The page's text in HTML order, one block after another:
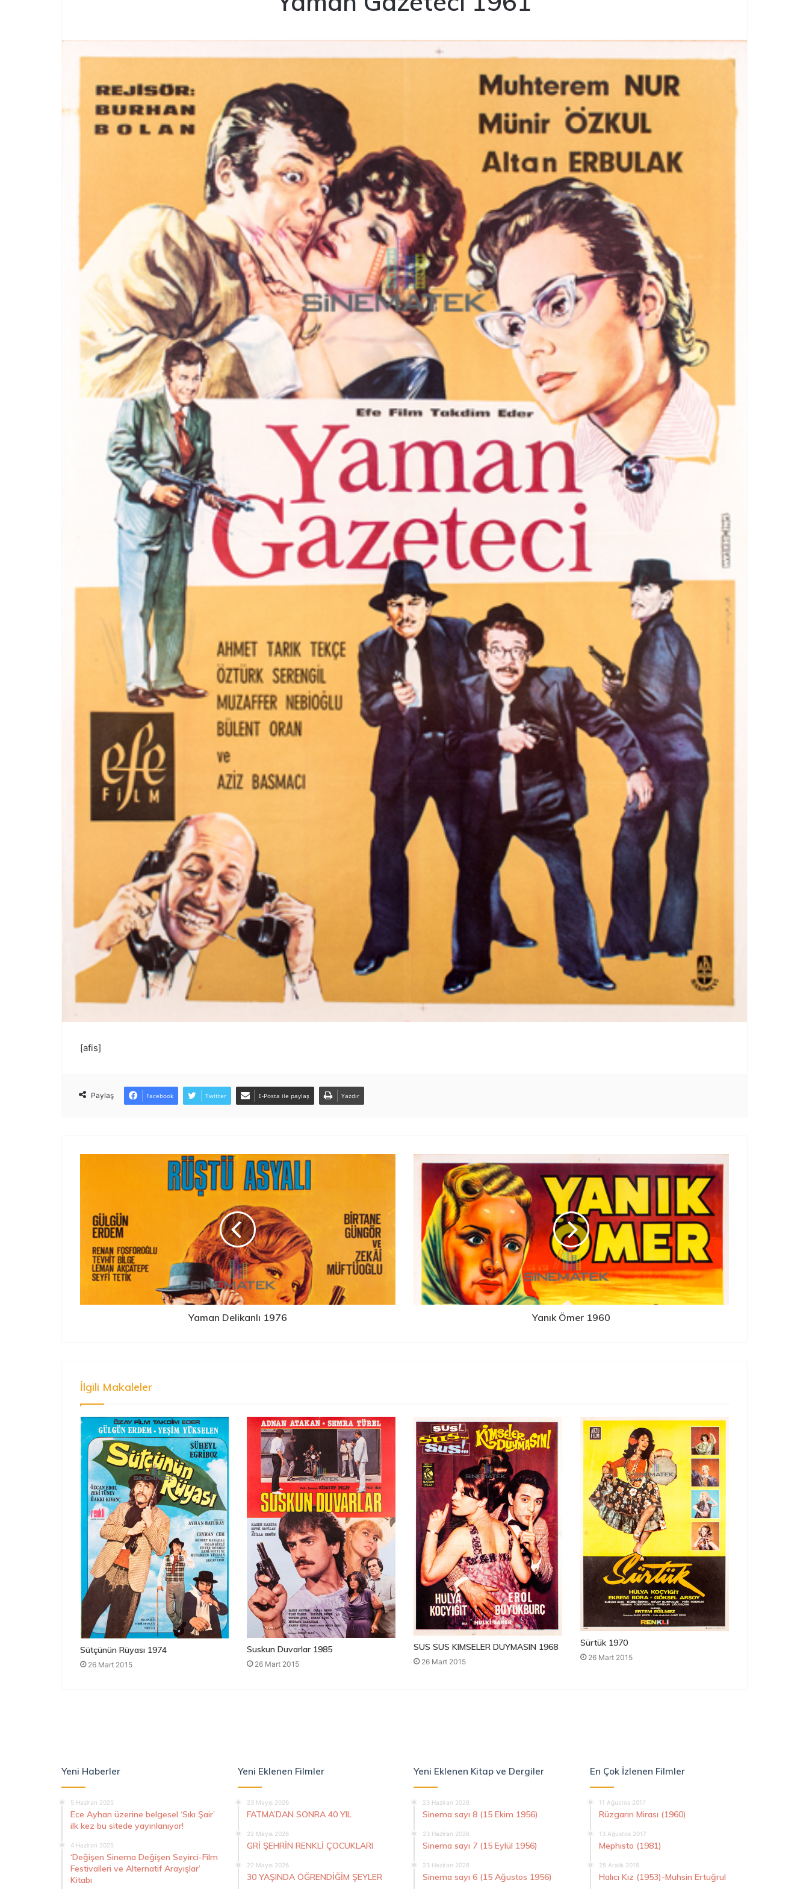
[afis]
Paylaş Facebook Twitter E-Posta ile paylaş Yazdır
Yaman Delikanlı 1976 Yanık Ömer 1960
İlgili Makaleler
Sütçünün Rüyası 1974
26 Mart 2015
Suskun Duvarlar 1985
26 Mart 2015
SUS SUS KIMSELER DUYMASIN 1968
26 Mart 2015
Sürtük 1970
26 Mart 2015
Yeni Haberler
5 Haziran 2025
Ece Ayhan üzerine belgesel ‘Sıkı Şair’
ilk kez bu sitede yayınlanıyor!
4 Haziran 2025
‘Değişen Sinema Değişen Seyirci-Film
Festivalleri ve Alternatif Arayışlar’
Kitabı
Yeni Eklenen Filmler
23 Mayıs 2026
FATMA’DAN SONRA 40 YIL
22 Mayıs 2026
GRİ ŞEHRİN RENKLİ ÇOCUKLARI
22 Mayıs 2026
30 YAŞINDA ÖĞRENDİĞİM ŞEYLER
Yeni Eklenen Kitap ve Dergiler
23 Haziran 2026
Sinema sayı 8 (15 Ekim 1956)
23 Haziran 2026
Sinema sayı 7 (15 Eylül 1956)
23 Haziran 2026
Sinema sayı 6 (15 Ağustos 1956)
En Çok İzlenen Filmler
11 Ağustos 2017
Rüzgarın Mirası (1960)
13 Ağustos 2017
Mephisto (1981)
25 Aralık 2015
Halıcı Kız (1953)-Muhsin Ertuğrul